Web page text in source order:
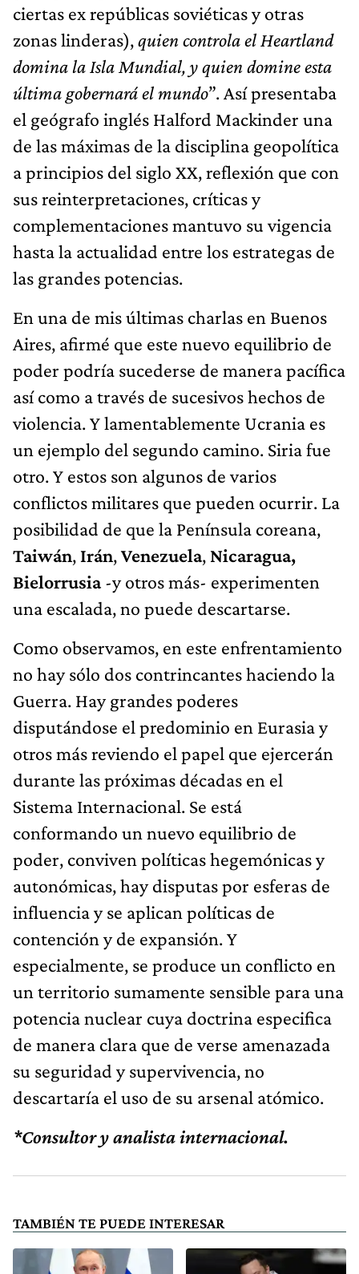
ciertas ex repúblicas soviéticas y otras
zonas linderas),quien controla el Heartland
domina la Isla Mundial, y quien domine esta
última gobernará el mundo”. Así presentaba
el geógrafo inglés Halford Mackinder una
de las máximas de la disciplina geopolítica
a principios del siglo XX, reflexión que con
sus reinterpretaciones, críticas y
complementaciones mantuvo su vigencia
hasta la actualidad entre los estrategas de
las grandes potencias.
En una de mis últimas charlas en Buenos
Aires, afirmé que este nuevo equilibrio de
poder podría sucederse de manera pacífica
así como a través de sucesivos hechos de
violencia. Y lamentablemente Ucrania es
un ejemplo del segundo camino. Siria fue
otro. Y estos son algunos de varios
conflictos militares que pueden ocurrir. La
posibilidad de que la Península coreana,
Taiwán, Irán,Venezuela, Nicaragua,
Bielorrusia-y otros más- experimenten
una escalada, no puede descartarse.
Como observamos, en este enfrentamiento
no hay sólo dos contrincantes haciendo la
Guerra. Hay grandes poderes
disputándose el predominio en Eurasia y
otros más reviendo el papel que ejercerán
durante las próximas décadas en el
Sistema Internacional. Se está
conformando un nuevo equilibrio de
poder, conviven políticas hegemónicas y
autonómicas, hay disputas por esferas de
influencia y se aplican políticas de
contención y de expansión. Y
especialmente, se produce un conflicto en
un territorio sumamente sensible para una
potencia nuclear cuya doctrina especifica
de manera clara que de verse amenazada
su seguridad y supervivencia, no
descartaría el uso de su arsenal atómico.
*Consultor y analista internacional.
TAMBIÉN TE PUEDE INTERESAR